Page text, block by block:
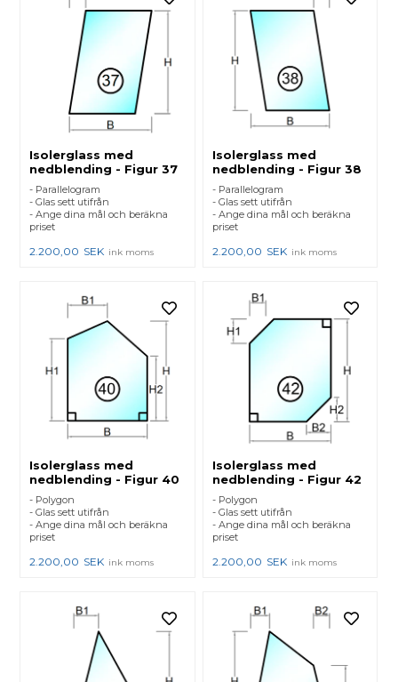
Isolerglass med
nedblending - Figur 37
- Parallelogram
- Glas sett utifrån
- Ange dina mål och beräkna
priset
2.200,00 SEK ink moms
Isolerglass med
nedblending - Figur 38
- Parallelogram
- Glas sett utifrån
- Ange dina mål och beräkna
priset
2.200,00 SEK ink moms
Isolerglass med
nedblending - Figur 40
- Polygon
- Glas sett utifrån
- Ange dina mål och beräkna
priset
2.200,00 SEK ink moms
Isolerglass med
nedblending - Figur 42
- Polygon
- Glas sett utifrån
- Ange dina mål och beräkna
priset
2.200,00 SEK ink moms